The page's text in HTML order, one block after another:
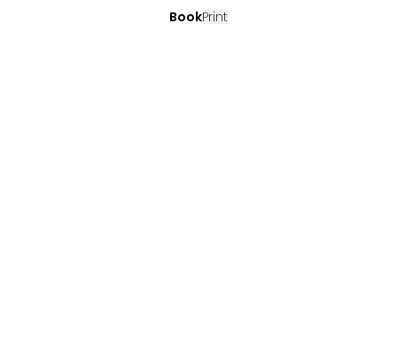
BookPrint